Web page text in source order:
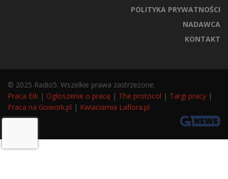
POLITYKA PRYWATNOŚCI
NADAWCA
KONTAKT
© 2025 Radio5. Wszelkie prawa zastrzeżone.
Praca Ełk | Ogłoszenie o pracę | The protocol | Targi pracy |
Praca na Gowork.pl | Kwiaciarnia Laflora.pl